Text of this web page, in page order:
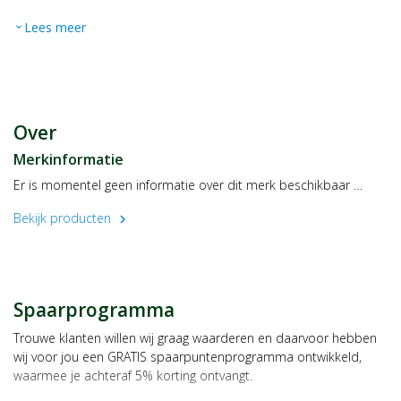
expand_more Lees meer
Over
Merkinformatie
Er is momentel geen informatie over dit merk beschikbaar …
Bekijk producten
chevron_right
Spaarprogramma
Trouwe klanten willen wij graag waarderen en daarvoor hebben
wij voor jou een GRATIS spaarpuntenprogramma ontwikkeld,
waarmee je achteraf 5% korting ontvangt.